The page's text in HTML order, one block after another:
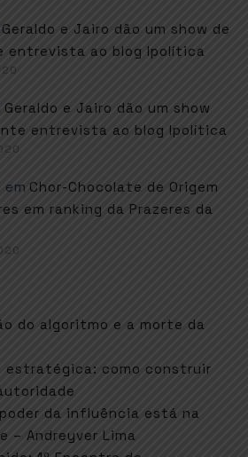
Geraldo e Jairo dão um show de
entrevista ao blog Ipolítica
Geraldo e Jairo dão um show
entrevista ao blog Ipolítica
em Chor-Chocolate de Origem
em ranking da Prazeres da
do algoritmo e a morte da
estratégica: como construir
da influência está na
– Andreyver Lima